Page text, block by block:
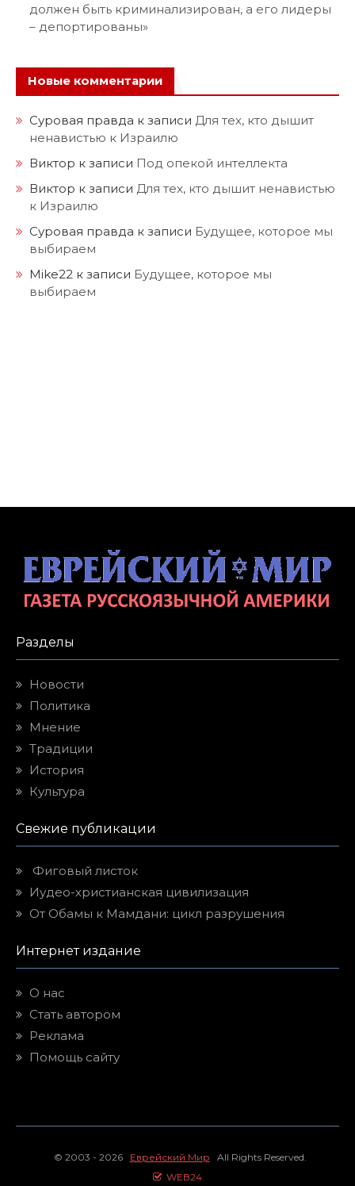
должен быть криминализирован, а его лидеры
– депортированы»
Новые комментарии
Суровая правда к записи Для тех, кто дышит
ненавистью к Израилю
Виктор к записи Под опекой интеллекта
Виктор к записи Для тех, кто дышит ненавистью
к Израилю
Суровая правда к записи Будущее, которое мы
выбираем
Mike22 к записи Будущее, которое мы
выбираем
Разделы
Новости
Политика
Мнение
Традиции
История
Культура
Свежие публикации
Фиговый листок
Иудео-христианская цивилизация
От Обамы к Мамдани: цикл разрушения
Интернет издание
О нас
Стать автором
Реклама
Помощь сайту
© 2003 - 2026 Еврейский Мир All Rights Reserved.
WEB24